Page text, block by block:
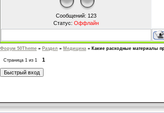
Сообщений: 123
Статус: Оффлайн
Форум 50Theme » Раздел » Медицина » Какие расходные материалы
Страница 1 из 1
1